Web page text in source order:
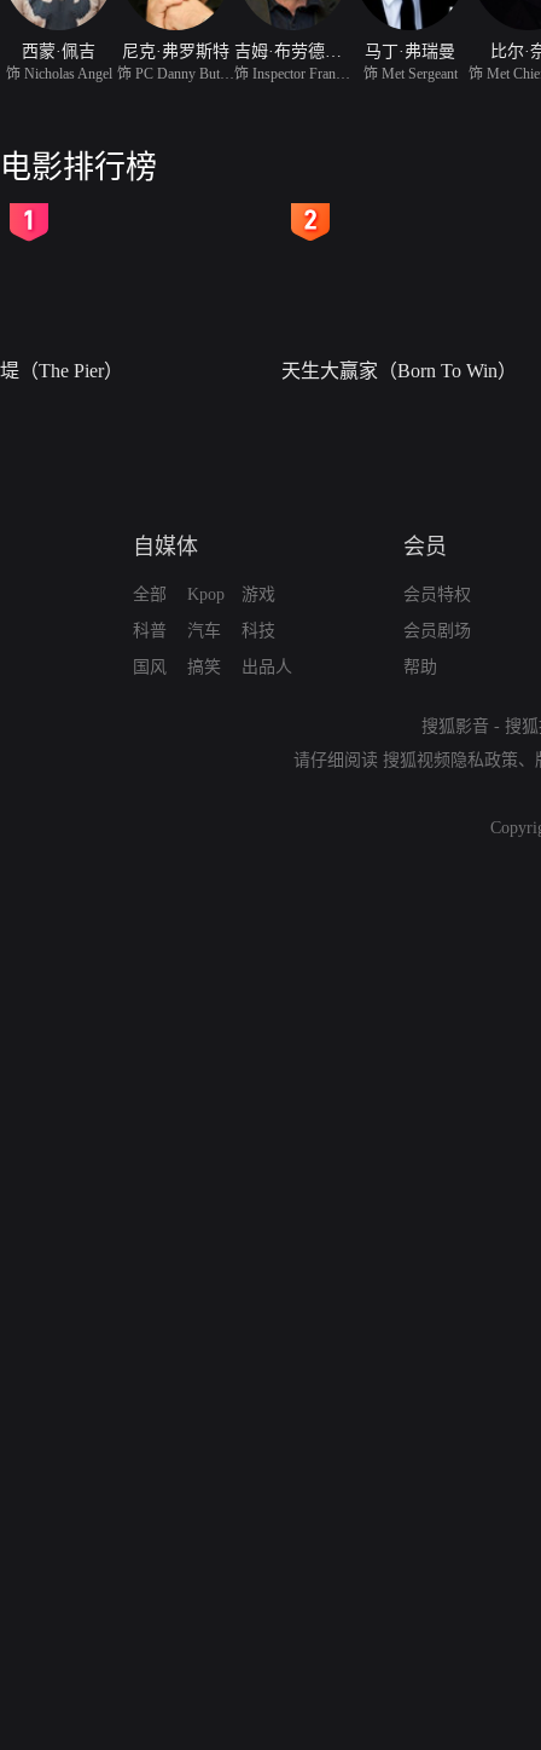
西蒙·佩吉
饰 Nicholas Angel
尼克·弗罗斯特
饰 PC Danny Butterman
马丁·弗瑞曼
饰 Met Sergeant
比尔·
电影排行榜
堤（The Pier） 天生大赢家（Born To Win）
自媒体
全部
科普
国风
Kpop
汽车
搞笑
游戏
科技
出品人
会员
会员特权
会员剧场
帮助
搜狐影音 - 搜
请仔细阅读 搜狐视频隐私政策、